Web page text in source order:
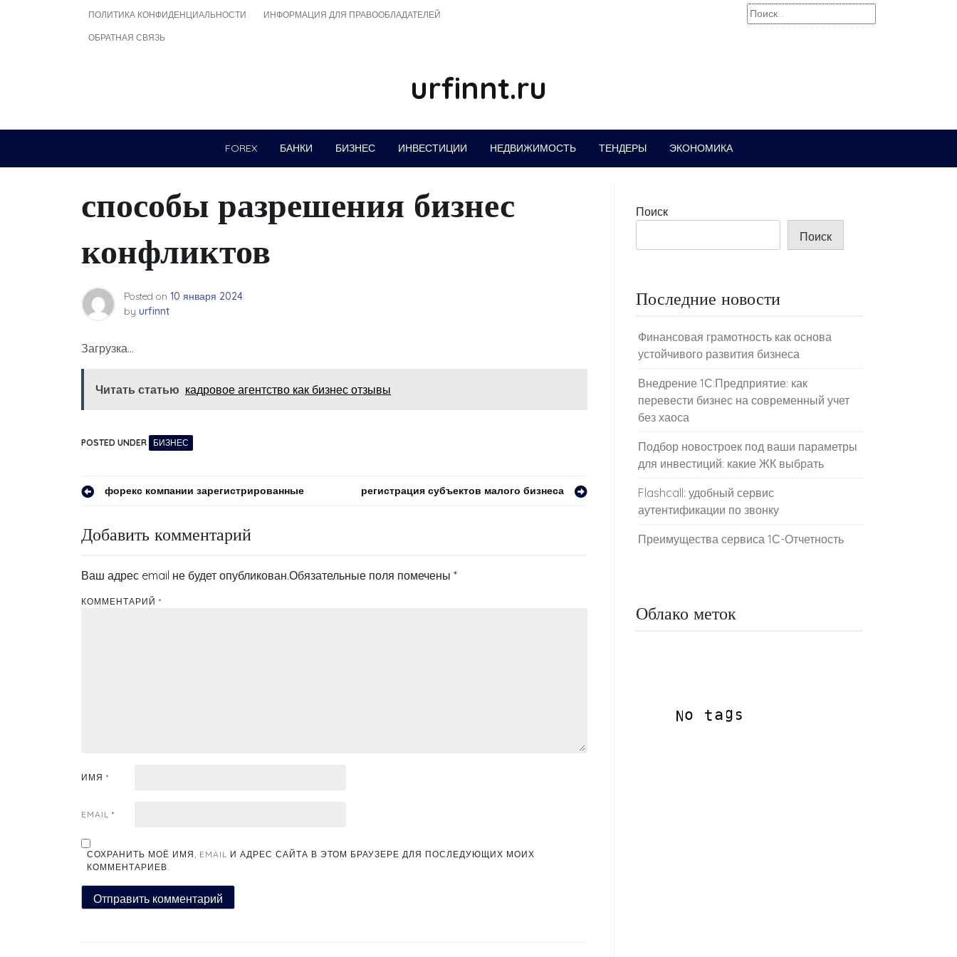
ПОЛИТИКА КОНФИДЕНЦИАЛЬНОСТИ ИНФОРМАЦИЯ ДЛЯ ПРАВООБЛАДАТЕЛЕЙ
ОБРАТНАЯ СВЯЗЬ
Найти:
urfinnt.ru
FOREX БАНКИ БИЗНЕС ИНВЕСТИЦИИ НЕДВИЖИМОСТЬ ТЕНДЕРЫ ЭКОНОМИКА
способы разрешения бизнес
конфликтов
Posted on 10 января 2024
by urfinnt
Загрузка…
Читать статью кадровое агентство как бизнес отзывы
POSTED UNDER БИЗНЕС
Навигация
по
записям
форекс компании зарегистрированные регистрация субъектов малого бизнеса
Добавить комментарий
Ваш адрес email не будет опубликован.Обязательные поля помечены *
КОММЕНТАРИЙ *
ИМЯ *
EMAIL *
СОХРАНИТЬ МОЁ ИМЯ, EMAIL И АДРЕС САЙТА В ЭТОМ БРАУЗЕРЕ ДЛЯ ПОСЛЕДУЮЩИХ МОИХ
КОММЕНТАРИЕВ.
Поиск
Поиск
Последние новости
Финансовая грамотность как основа
устойчивого развития бизнеса
Внедрение 1С:Предприятие: как
перевести бизнес на современный учет
без хаоса
Подбор новостроек под ваши параметры
для инвестиций: какие ЖК выбрать
Flashcall: удобный сервис
аутентификации по звонку
Преимущества сервиса 1С-Отчетность
Облако меток